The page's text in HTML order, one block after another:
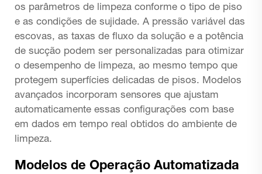
os parâmetros de limpeza conforme o tipo de piso
e as condições de sujidade. A pressão variável das
escovas, as taxas de fluxo da solução e a potência
de sucção podem ser personalizadas para otimizar
o desempenho de limpeza, ao mesmo tempo que
protegem superfícies delicadas de pisos. Modelos
avançados incorporam sensores que ajustam
automaticamente essas configurações com base
em dados em tempo real obtidos do ambiente de
limpeza.
Modelos de Operação Automatizada